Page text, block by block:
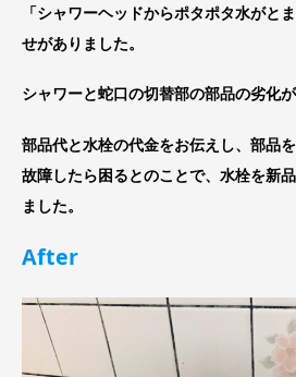
「シャワーヘッドからポタポタ水がと
せがありました。
シャワーと蛇口の切替部の部品の劣化
部品代と水栓の代金をお伝えし、部品
故障したら困るとのことで、水栓を新
ました。
After